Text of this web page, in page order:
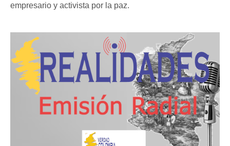
empresario y activista por la paz.